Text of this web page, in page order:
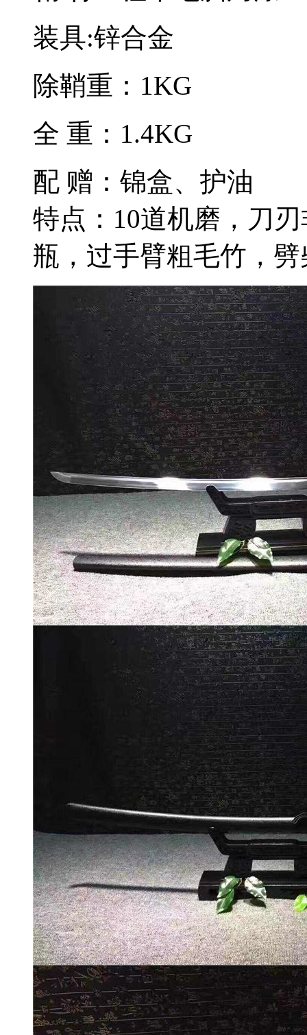
装具:锌合金
除鞘重：1KG
全 重：1.4KG
配 赠：锦盒、护油
特点：10道机磨，刀
瓶，过手臂粗毛竹，